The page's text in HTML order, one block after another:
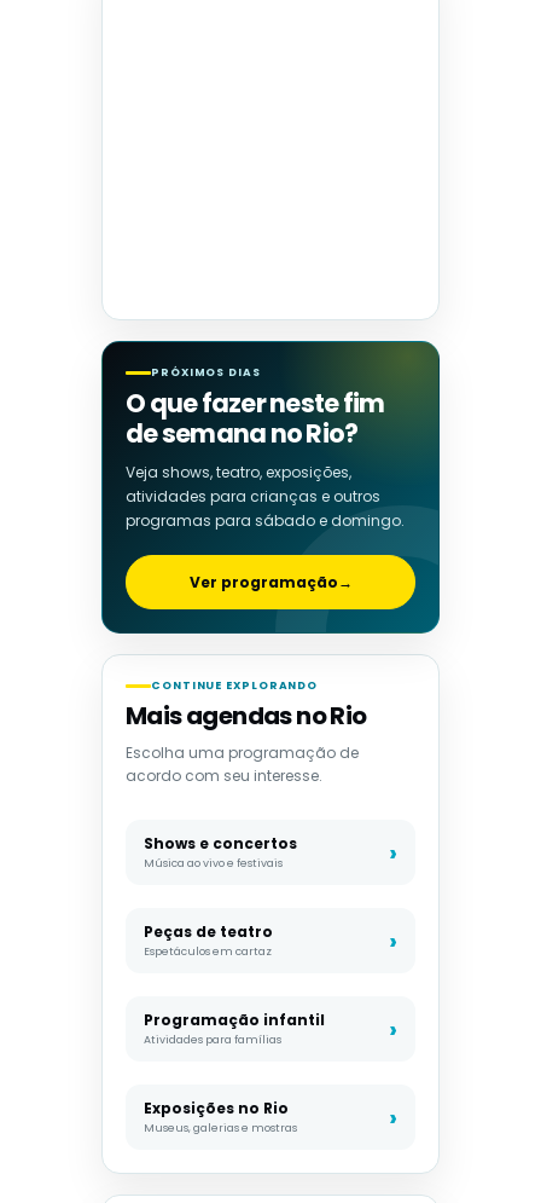
PRÓXIMOS DIAS
O que fazer neste fim
de semana no Rio?
Veja shows, teatro, exposições,
atividades para crianças e outros
programas para sábado e domingo.
Ver programação→
CONTINUE EXPLORANDO
Mais agendas no Rio
Escolha uma programação de
acordo com seu interesse.
Shows e concertos
Música ao vivo e festivais
Peças de teatro
Espetáculos em cartaz
Programação infantil
Atividades para famílias
Exposições no Rio
Museus, galerias e mostras